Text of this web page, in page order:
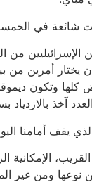
الخمسينيات. بعد عام 1967 تم
من
يختار أمرين من
آخذ بالازدياد
اليوم، كما وقف أمامنا
ومن غير